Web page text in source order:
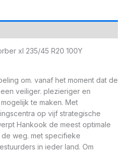
xl 235/45 R20 100Y
om. vanaf het moment dat de
veiliger. plezieriger en
te maken. Met
op vijf strategische
Hankook de meest optimale
weg. met specifieke
in ieder land. Om